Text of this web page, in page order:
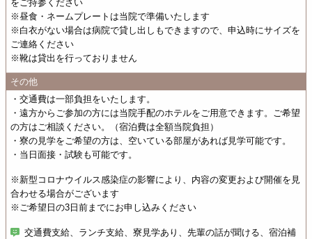
をご持参ください
※昼食・ネームプレートは当院で準備いたします
※白衣がない場合は病院で貸し出しもできますので、申込時にサイズを
ご連絡ください
※靴は貸出を行っておりません
その他
・交通費は一部負担をいたします。
・遠方からご参加の方には当院手配のホテルをご用意できます。ご希望
の方はご相談ください。（宿泊費は全額当院負担）
・寮の見学をご希望の方は、空いている部屋があれば見学可能です。
・当日面接・試験も可能です。
※新型コロナウイルス感染症の影響により、内容の変更および開催を見
合わせる場合がございます
※ご希望日の3日前までにお申し込みください
交通費支給、ランチ支給、寮見学あり、先輩の話が聞ける、宿泊補